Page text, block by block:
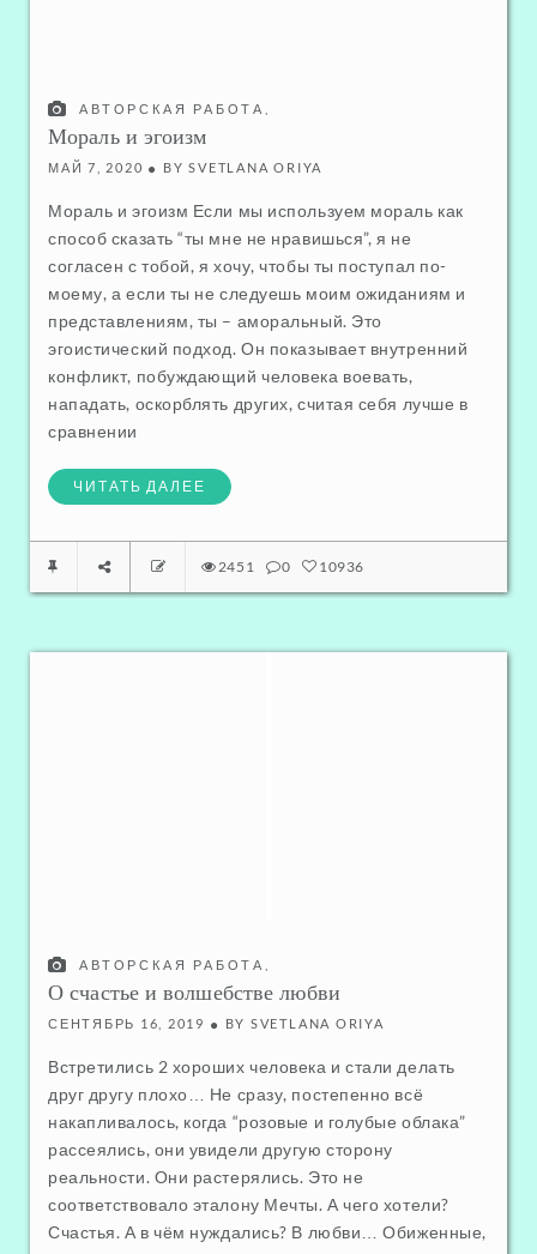
АВТОРСКАЯ РАБОТА
ПСИХОЛОГИЧЕСКАЯ ПРОГРАММА "ЖЕРТВА"
Мораль и эгоизм
МАЙ 7, 2020 BYSVETLANA ORIYA
Мораль и эгоизм Если мы используем мораль как
способ сказать “ты мне не нравишься”, я не
согласен с тобой, я хочу, чтобы ты поступал по-
моему, а если ты не следуешь моим ожиданиям и
представлениям, ты – аморальный. Это
эгоистический подход. Он показывает внутренний
конфликт, побуждающий человека воевать,
нападать, оскорблять других, считая себя лучше в
сравнении
ЧИТАТЬ ДАЛЕЕ
2451 0 10936
АВТОРСКАЯ РАБОТА
О счастье и волшебстве любви
СЕНТЯБРЬ 16, 2019 BY SVETLANA ORIYA
Встретились 2 хороших человека и стали делать
друг другу плохо… Не сразу, постепенно всё
накапливалось, когда “розовые и голубые облака”
рассеялись, они увидели другую сторону
реальности. Они растерялись. Это не
соответствовало эталону Мечты. А чего хотели?
Счастья. А в чём нуждались? В любви… Обиженные,